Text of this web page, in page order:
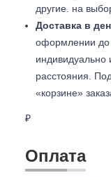
другие. на
Доставка в
оформлении до
индивидуально
расстояния.
«корзине»
₽
Оплата